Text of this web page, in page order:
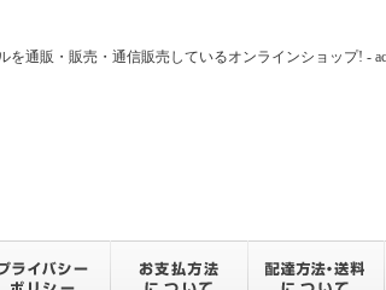
通販・販売・通信販売しているオンラインショップ! -